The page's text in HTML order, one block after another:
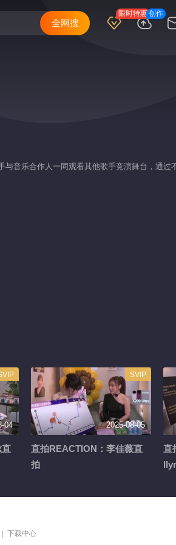
限时特惠创作
全网搜
音乐合作人一同观看其他歌手竞演舞台，通过
04
直
SVIP
2025-08-05
直拍REACTION：李佳薇直
拍
直
下载中心